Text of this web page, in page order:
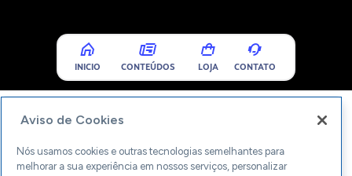
INICIO CONTEÚDOS LOJA CONTATO
Aviso de Cookies
Nós usamos cookies e outras tecnologias semelhantes para
melhorar a sua experiência em nossos serviços, personalizar